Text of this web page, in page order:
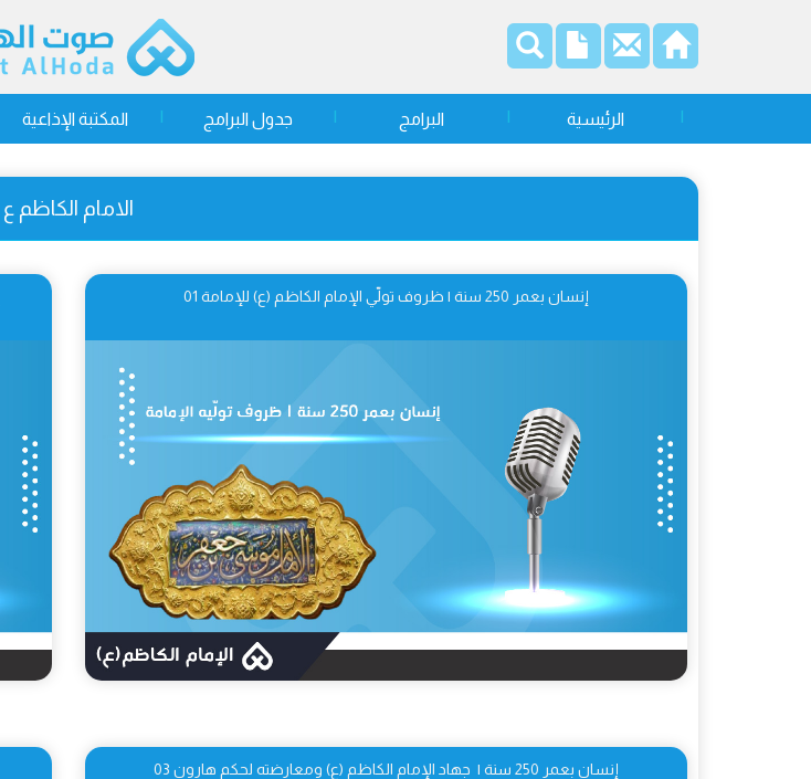
الرئيسية البرامج جدول البرامج المكتبة الإذاعية
الامام الكاظم ع
إنسان بعمر 250 سنة | ظروف تولّي الإمام الكاظم (ع) للإمامة 01
إنسان بعمر 250 سنة | جهاد الإمام الكاظم (ع) ومعارضته لحكم هارون 03